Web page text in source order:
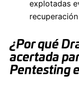
explotadas
¿Por qué
acertada
Pentesting